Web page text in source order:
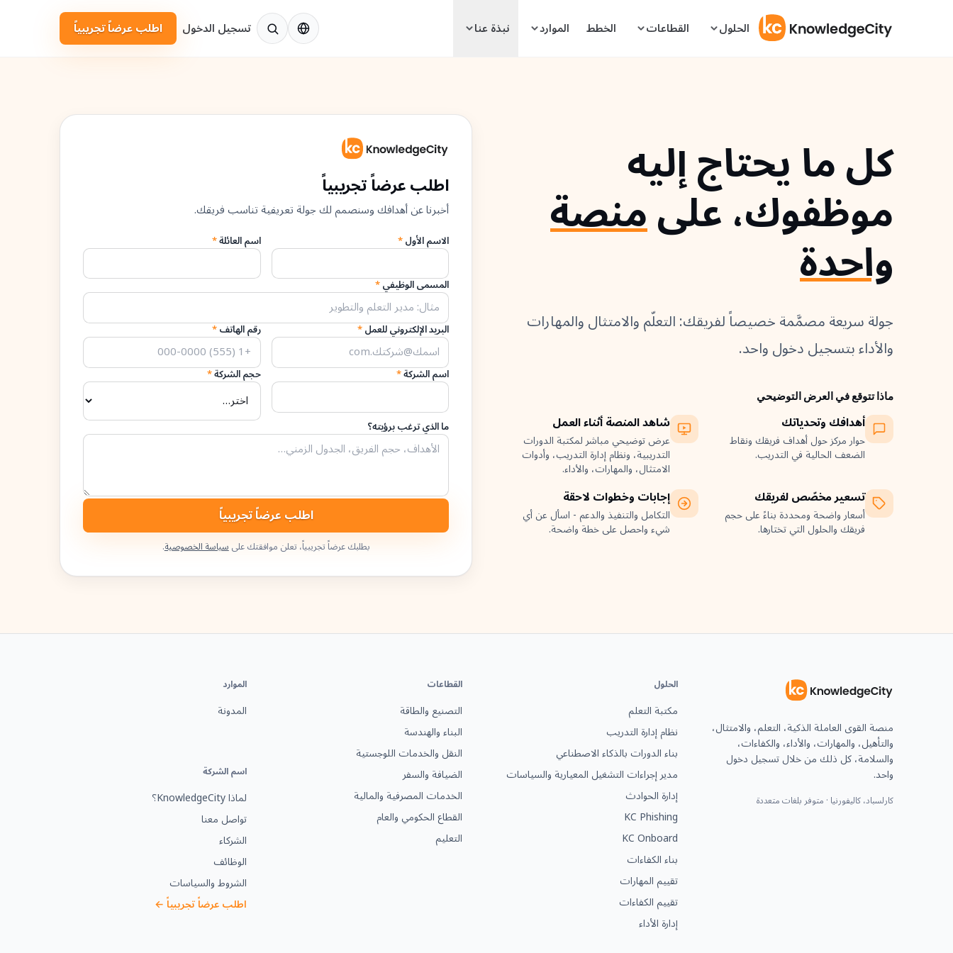
الحلول القطاعات الخطط الموارد نبذة عنا الإنجليزية تسجيل الدخول اطلب عرضاً تجريبياً
كل ما يحتاج إليه
موظفوك، علىمنصة
واحدة
جولة سريعة مصمَّمة خصيصاً لفريقك: التعلّم والامتثال والمهارات
والأداء بتسجيل دخول واحد.
ماذا تتوقع في العرض التوضيحي
أهدافك وتحدياتك
حوار مركز حول أهداف فريقك ونقاط
الضعف الحالية في التدريب.
شاهد المنصة أثناء العمل
عرض توضيحي مباشر لمكتبة الدورات
التدريبية، ونظام إدارة التدريب، وأدوات
الامتثال، والمهارات، والأداء.
تسعير مخصّص لفريقك
أسعار واضحة ومحددة بناءً على حجم
فريقك والحلول التي تختارها.
إجابات وخطوات لاحقة
التكامل والتنفيذ والدعم - اسأل عن أي
شيء واحصل على خطة واضحة.
اطلب عرضاً تجريبياً
أخبرنا عن أهدافك وسنصمم لك جولة تعريفية تناسب فريقك.
الاسم الأول* اسم العائلة*
المسمى الوظيفي*
البريد الإلكتروني للعمل* رقم الهاتف*
اسم الشركة* حجم الشركة*
ما الذي ترغب برؤيته؟
اطلب عرضاً تجريبياً
بطلبك عرضاً تجريبياً، تعلن موافقتك علىسياسة الخصوصية.
منصة القوى العاملة الذكية، التعلم، والامتثال،
والتأهيل، والمهارات، والأداء، والكفاءات،
والسلامة، كل ذلك من خلال تسجيل دخول
واحد.
كارلسباد، كاليفورنيا · متوفر بلغات متعددة
الحلول
مكتبة التعلم
نظام إدارة التدريب
بناء الدورات بالذكاء الاصطناعي
مدير إجراءات التشغيل المعيارية والسياسات
إدارة الحوادث
KC Phishing
KC Onboard
بناء الكفاءات
تقييم المهارات
تقييم الكفاءات
إدارة الأداء
القطاعات
التصنيع والطاقة
البناء والهندسة
النقل والخدمات اللوجستية
الضيافة والسفر
الخدمات المصرفية والمالية
القطاع الحكومي والعام
التعليم
الموارد
المدونة
اسم الشركة
لماذا KnowledgeCity؟
تواصل معنا
الشركاء
الوظائف
الشروط والسياسات
اطلب عرضاً تجريبياً ←